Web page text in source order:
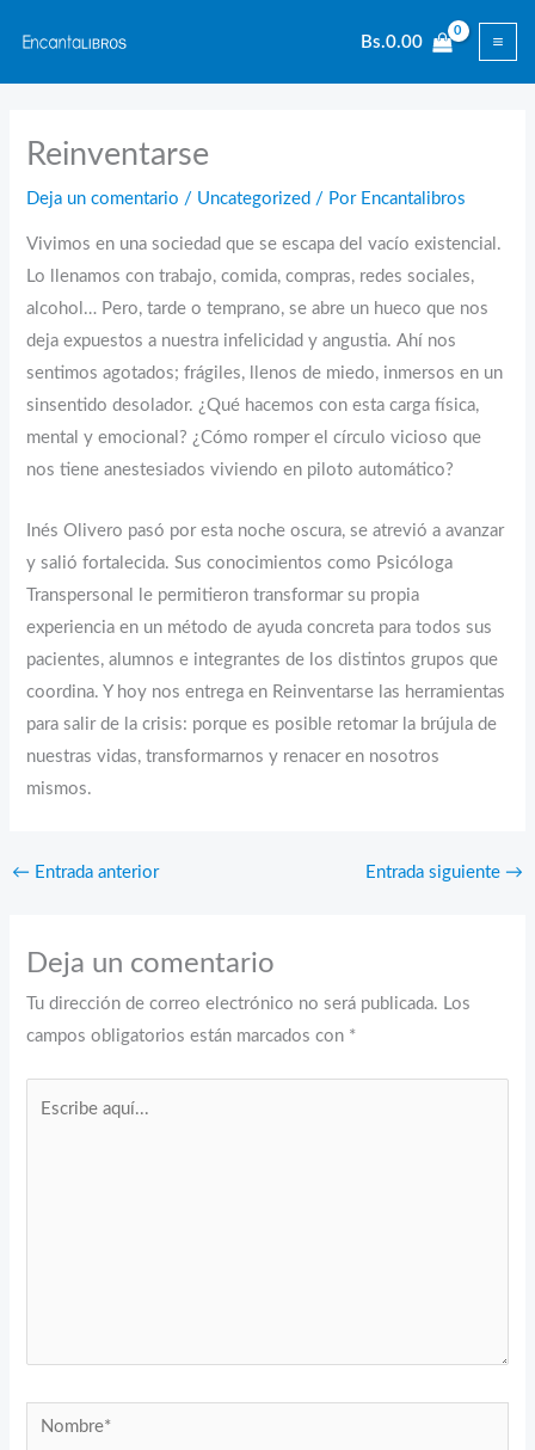
contenido
Bs.0.00
Reinventarse
Deja un comentario / Uncategorized / Por Encantalibros
Vivimos en una sociedad que se escapa del vacío existencial.
Lo llenamos con trabajo, comida, compras, redes sociales,
alcohol… Pero, tarde o temprano, se abre un hueco que nos
deja expuestos a nuestra infelicidad y angustia. Ahí nos
sentimos agotados; frágiles, llenos de miedo, inmersos en un
sinsentido desolador. ¿Qué hacemos con esta carga física,
mental y emocional? ¿Cómo romper el círculo vicioso que
nos tiene anestesiados viviendo en piloto automático?
Inés Olivero pasó por esta noche oscura, se atrevió a avanzar
y salió fortalecida. Sus conocimientos como Psicóloga
Transpersonal le permitieron transformar su propia
experiencia en un método de ayuda concreta para todos sus
pacientes, alumnos e integrantes de los distintos grupos que
coordina. Y hoy nos entrega en Reinventarse las herramientas
para salir de la crisis: porque es posible retomar la brújula de
nuestras vidas, transformarnos y renacer en nosotros
mismos.
← Entrada anterior Entrada siguiente →
Deja un comentario
Tu dirección de correo electrónico no será publicada. Los
campos obligatorios están marcados con *
Nombre*